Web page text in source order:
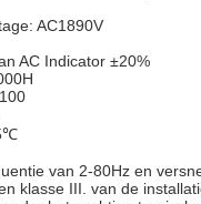
AC1890V
AC Indicator ±20%
van 2-80Hz en
klasse III. van de